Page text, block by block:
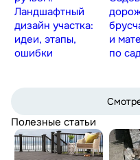
Ландшафтный
дизайн участка:
идеи, этапы,
ошибки
и
по
Полезные статьи